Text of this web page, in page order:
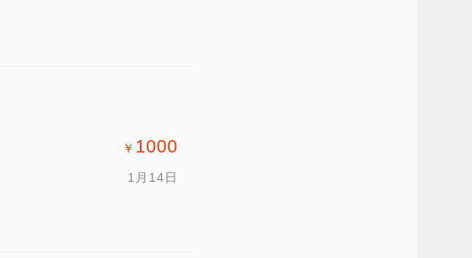
￥ 1000
1月14日